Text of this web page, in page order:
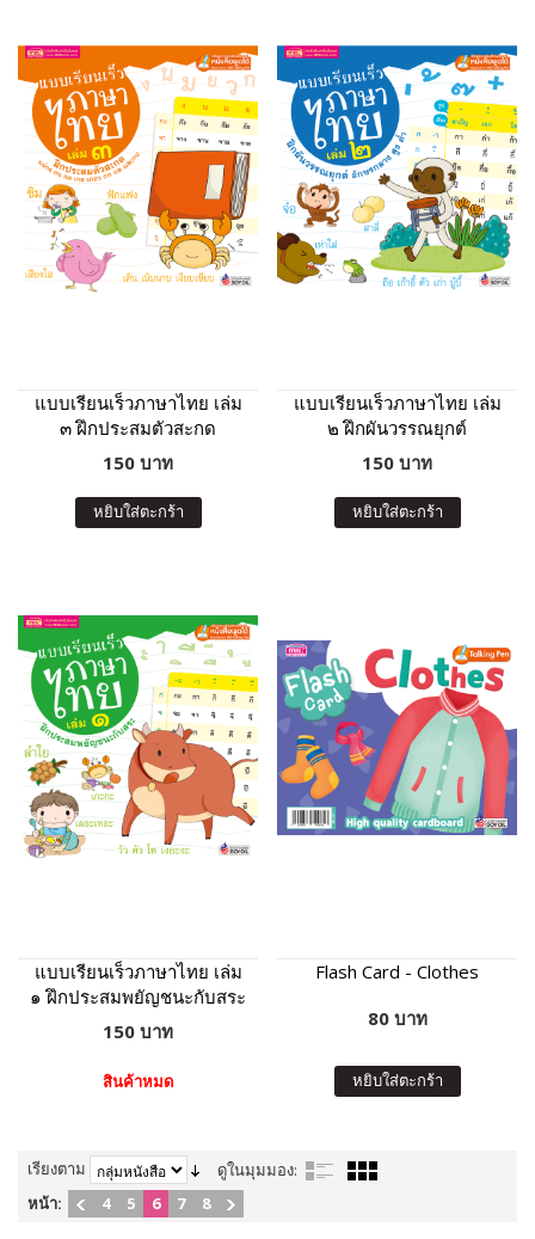
แบบเรียนเร็วภาษาไทย เล่ม
๓ ฝึกประสมตัวสะกด
150 บาท
หยิบใส่ตะกร้า
แบบเรียนเร็วภาษาไทย เล่ม
๒ ฝึกผันวรรณยุกต์
150 บาท
หยิบใส่ตะกร้า
แบบเรียนเร็วภาษาไทย เล่ม
๑ ฝึกประสมพยัญชนะกับสระ
150 บาท
สินค้าหมด
Flash Card - Clothes
80 บาท
หยิบใส่ตะกร้า
เรียงตาม
ดูในมุมมอง:
หน้า:
4 5 6 7 8